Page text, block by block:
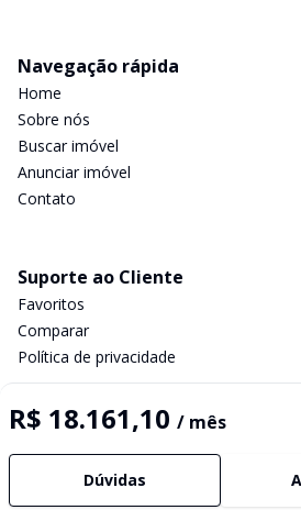
R$ 18.161,10 / mês
Dúvidas
Navegação rápida
Home
Sobre nós
Buscar imóvel
Anunciar imóvel
Contato
Suporte ao Cliente
Favoritos
Comparar
Política de privacidade
Selo de